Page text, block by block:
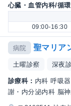
心臓・血管内科/循
09:00-16:30
病院 聖マリア
土曜診察 深夜
診療科： 内科 呼吸
謝・内分泌内科 脳